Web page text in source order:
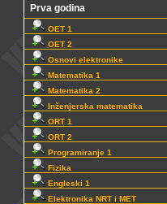
Prva godina
OET 1
OET 2
Osnovi elektronike
Matematika 1
Matematika 2
Inženjerska matematika
ORT 1
ORT 2
Programiranje 1
Fizika
Engleski 1
Elektronika NRT i MET